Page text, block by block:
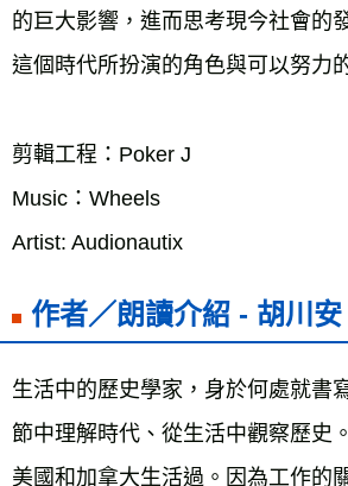
的巨大影響，進而思考現今社會的
這個時代所扮演的角色與可以努力
剪輯工程：Poker J
Music：Wheels
Artist: Audionautix
作者／朗讀介紹 - 胡川安
生活中的歷史學家，身於何處就書
節中理解時代、從生活中觀察歷史
美國和加拿大生活過。因為工作的